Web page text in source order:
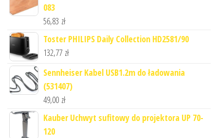
083
56,83 zł
Toster PHILIPS Daily Collection HD2581/90
132,77 zł
Sennheiser Kabel USB1.2m do ładowania
(531407)
49,00 zł
Kauber Uchwyt sufitowy do projektora UP 70-
120